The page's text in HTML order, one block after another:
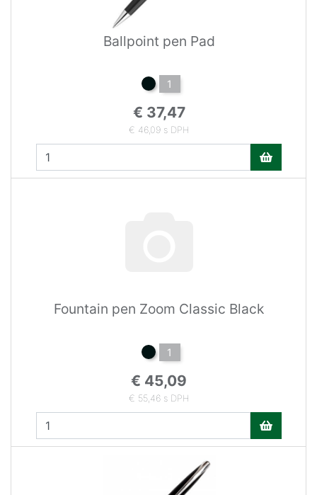
Ballpoint pen Pad
1
€ 37,47
€ 46,09 s DPH
Fountain pen Zoom Classic Black
1
€ 45,09
€ 55,46 s DPH